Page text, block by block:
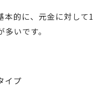
本的に、元金に対し
いです。
イプ